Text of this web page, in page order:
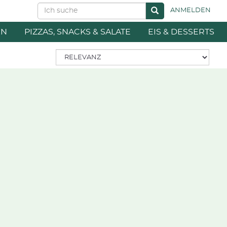
ANMELDEN
PIZZAS, SNACKS & SALATE EIS & DESSERTS